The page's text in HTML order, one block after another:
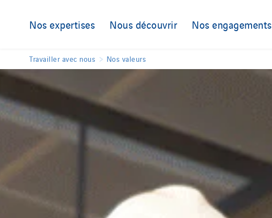
Nos expertises Nous découvrir Nos engagements
Travailler avec nous Nos valeurs